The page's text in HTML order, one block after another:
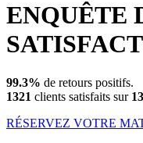
ENQUÊTE
99.3% de retours positifs.
1321 clients satisfaits sur
RÉSERVEZ VOTRE